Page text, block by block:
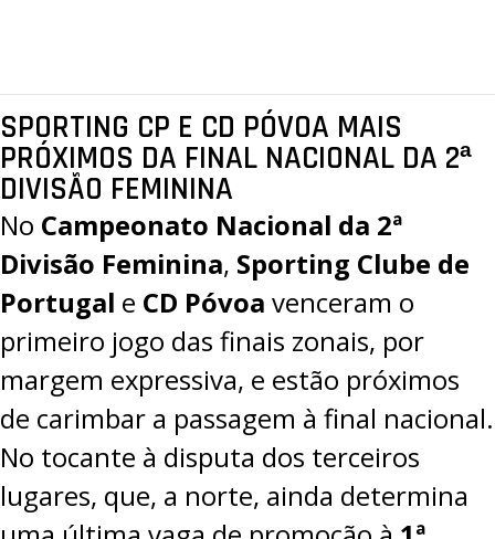
SPORTING CP E CD PÓVOA MAIS
PRÓXIMOS DA FINAL NACIONAL DA 2ª
DIVISÃO FEMININA
No Campeonato Nacional da 2ª
Divisão Feminina, Sporting Clube de
Portugal e CD Póvoa venceram o
primeiro jogo das finais zonais, por
margem expressiva, e estão próximos
de carimbar a passagem à final nacional.
No tocante à disputa dos terceiros
lugares, que, a norte, ainda determina